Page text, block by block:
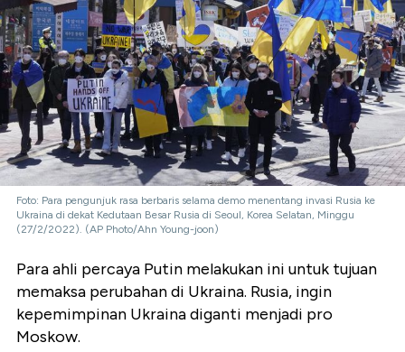
Foto: Para pengunjuk rasa berbaris selama demo menentang invasi Rusia ke
Ukraina di dekat Kedutaan Besar Rusia di Seoul, Korea Selatan, Minggu
(27/2/2022). (AP Photo/Ahn Young-joon)
Para ahli percaya Putin melakukan ini untuk tujuan
memaksa perubahan di Ukraina. Rusia, ingin
kepemimpinan Ukraina diganti menjadi pro
Moskow.